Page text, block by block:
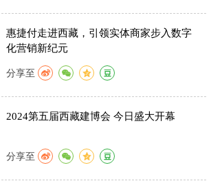
惠捷付走进西藏，引领实体商家步入数字
化营销新纪元
分享至
2024第五届西藏建博会 今日盛大开幕
分享至